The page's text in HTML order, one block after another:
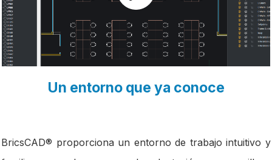
Un entorno que ya conoce
BricsCAD® proporciona un entorno de trabajo intuitivo y